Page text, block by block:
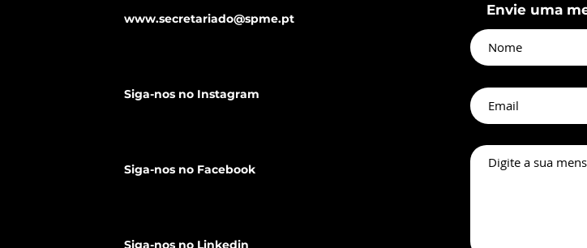
www.secretariado@spme.pt
Siga-nos no Instagram
Siga-nos no Facebook
Siga-nos no Linkedin
Envie uma